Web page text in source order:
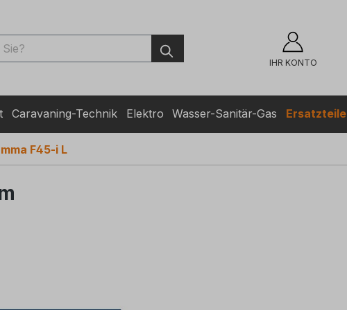
IHR KONTO
Caravaning-Technik Elektro Wasser-Sanitär-Gas Ersatzteile
F45-i L